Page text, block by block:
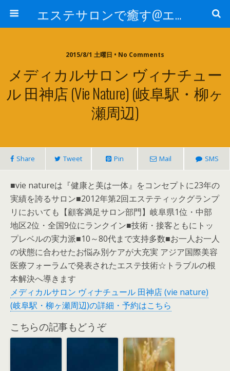
エステサロンで癒す@エステ～全国エステ情報
2015/8/1 土曜日 • No Comments
メディカルサロン ヴィナチュー
ル 田神店 (vie Nature) (岐阜駅・柳ヶ
瀬周辺)
Share Tweet Pin Mail SMS
■vie natureは『健康と美は一体』をコンセプトに23年の
実績を誇るサロン■2012年第2回エステティックグランプ
リにおいても【顧客満足サロン部門】岐阜県1位・中部
地区2位・全国9位にランクイン■技術・接客ともにトッ
プレベルの実力派■10～80代まで支持多数■お一人お一人
の状態に合わせたお悩み別ケアが大充実 アジア国際美容
医療フォーラムで発表されたエステ技術☆トラブルの根
本解決へ導きます
メディカルサロン ヴィナチュール 田神店 (vie nature)
(岐阜駅・柳ヶ瀬周辺)の詳細・予約はこちら
こちらの記事もどうぞ